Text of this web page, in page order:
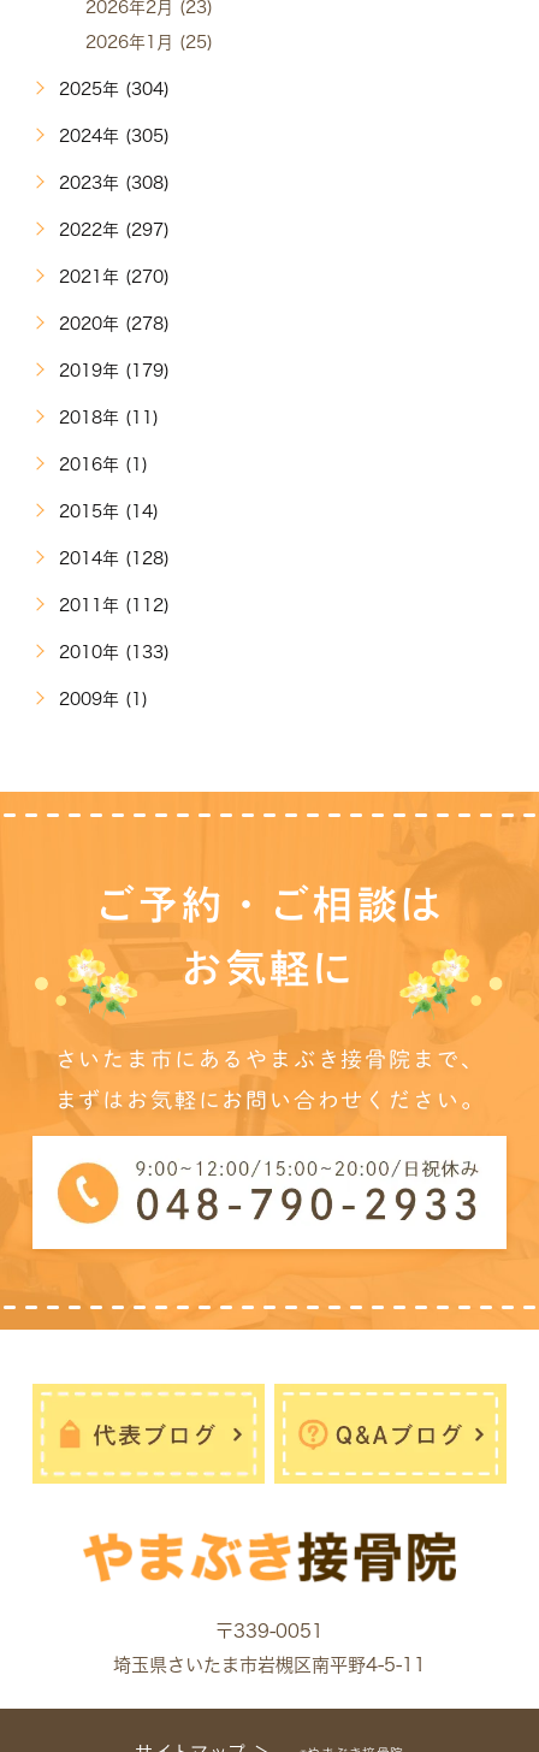
2026年2月 (23)
2026年1月 (25)
2025年 (304)
2024年 (305)
2023年 (308)
2022年 (297)
2021年 (270)
2020年 (278)
2019年 (179)
2018年 (11)
2016年 (1)
2015年 (14)
2014年 (128)
2011年 (112)
2010年 (133)
2009年 (1)
ご予約・ご相談は
お気軽に
さいたま市にあるやまぶき接骨院まで、
まずはお気軽にお問い合わせください。
〒339-0051
埼玉県さいたま市岩槻区南平野4-5-11